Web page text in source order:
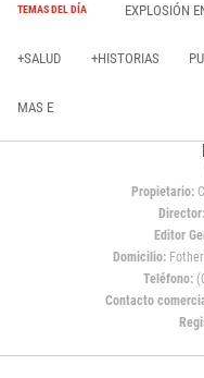
TEMAS DEL DÍA EXPLOSIÓN
+SALUD +HISTORIAS
MAS E
Propietario:
Director:
Editor
Domicilio:
Teléfono:
Contacto